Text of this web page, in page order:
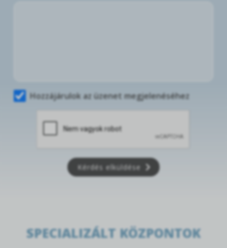
Hozzájárulok az üzenet megjelenéséhez
Kérdés elküldése
SPECIALIZÁLT KÖZPONTOK